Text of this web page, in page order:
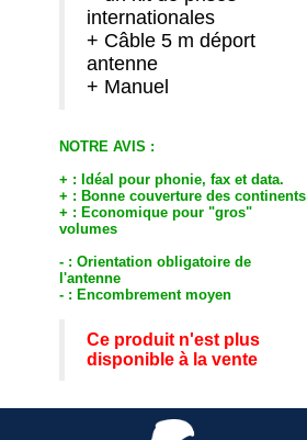
internationales
+ Câble 5 m déport
antenne
+ Manuel
NOTRE AVIS :
+ : Idéal pour phonie, fax et data.
+ : Bonne couverture des continents
+ : Economique pour "gros"
volumes
- : Orientation obligatoire de
l'antenne
- : Encombrement moyen
Ce produit n'est plus
disponible à la vente